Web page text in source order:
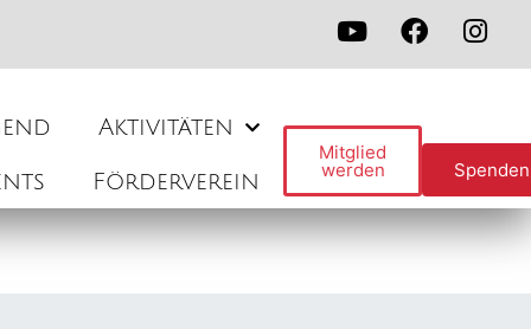
Aktivitäten
Förderverein
Mitglied
werden Spenden